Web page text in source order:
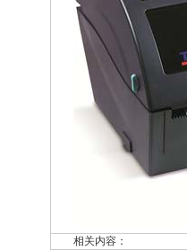
相关内容：